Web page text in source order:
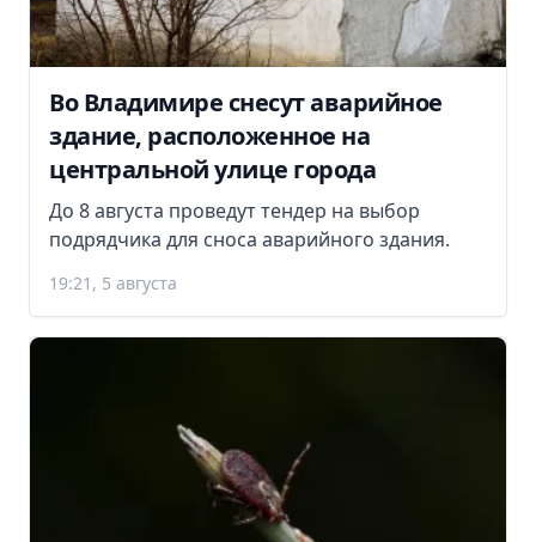
Во Владимире снесут аварийное
здание, расположенное на
центральной улице города
До 8 августа проведут тендер на выбор
подрядчика для сноса аварийного здания.
19:21, 5 августа